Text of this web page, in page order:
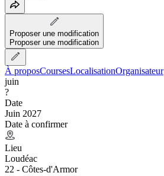
Proposer une modification
Proposer une modification
À proposCoursesLocalisationOrganisateur
juin
?
Date
Juin 2027
Date à confirmer
Lieu
Loudéac
22 - Côtes-d'Armor